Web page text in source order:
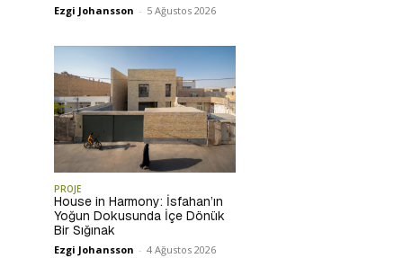
Ezgi Johansson - 5 Ağustos 2026
PROJE
House in Harmony: İsfahan’ın
Yoğun Dokusunda İçe Dönük
Bir Sığınak
Ezgi Johansson - 4 Ağustos 2026